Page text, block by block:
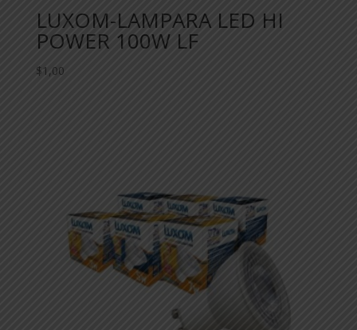
LUXOM-LAMPARA LED HI
POWER 100W LF
$1,00